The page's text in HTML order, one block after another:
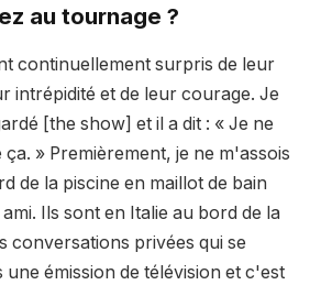
au tournage ?
continuellement surpris de leur
intrépidité et de leur courage. Je
[the show] et il a dit : « Je ne
» Premièrement, je ne m'assois
de la piscine en maillot de bain
Ils sont en Italie au bord de la
conversations privées qui se
émission de télévision et c'est